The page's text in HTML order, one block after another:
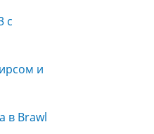
с
и
в Brawl